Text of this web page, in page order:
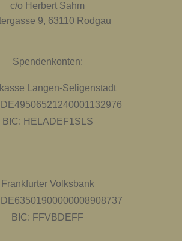
c/o Herbert Sahm
9, 63110 Rodgau
Spendenkonten:
Langen-Seligenstadt
DE49506521240001132976
BIC: HELADEF1SLS
Frankfurter Volksbank
DE63501900000008908737
BIC: FFVBDEFF